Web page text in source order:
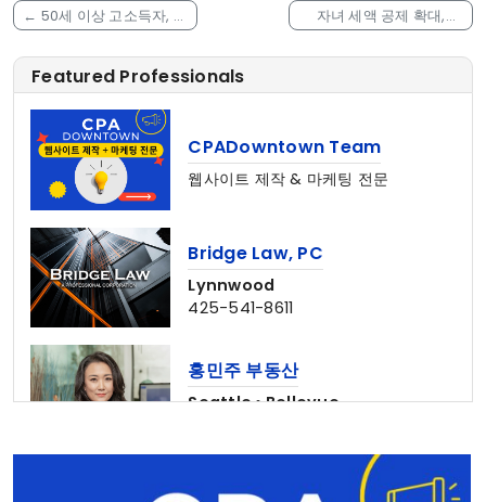
← 50세 이상 고소득자, 은
퇴 계좌 세금 혜택 사라집
니다
자녀 세액 공제 확대,
2025년부터 이렇게 바뀝
니다→
Featured Professionals
CPADowntown Team
웹사이트 제작 & 마케팅 전문
Bridge Law, PC
Lynnwood
425-541-8611
홍민주 부동산
Seattle • Bellevue
양인옥 부동산